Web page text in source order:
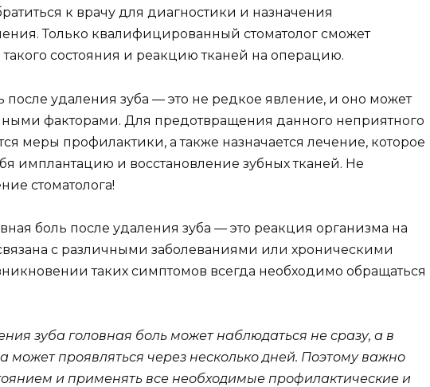
к врачу для диагностики и назначения
Только квалифицированный стоматолог сможет
состояния и реакцию тканей на операцию.
после удаления зуба — это не редкое явление, и оно может
факторами. Для предотвращения данного неприятного
меры профилактики, а также назначается лечение, которое
имплантацию и восстановление зубных тканей. Не
стоматолога!
боль после удаления зуба — это реакция организма на
с различными заболеваниями или хроническими
таких симптомов всегда необходимо обращаться
зуба головная боль может наблюдаться не сразу, а в
может проявляться через несколько дней. Поэтому важно
и применять все необходимые профилактические и